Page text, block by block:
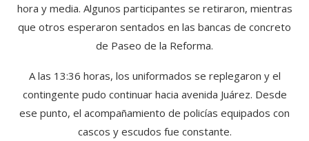
hora y media. Algunos participantes se retiraron, mientras
que otros esperaron sentados en las bancas de concreto
de Paseo de la Reforma.
A las 13:36 horas, los uniformados se replegaron y el
contingente pudo continuar hacia avenida Juárez. Desde
ese punto, el acompañamiento de policías equipados con
cascos y escudos fue constante.